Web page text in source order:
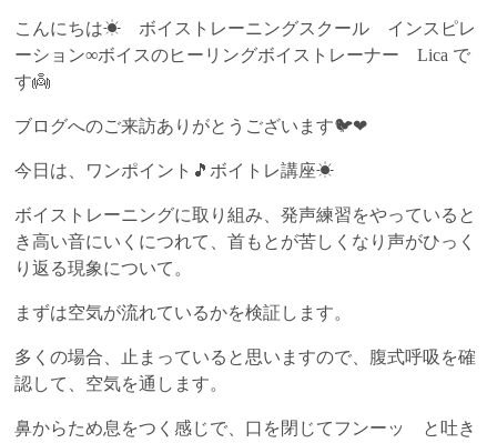
こんにちは☀ ボイストレーニングスクール インスピレ
ーション∞ボイスのヒーリングボイストレーナー Lica で
す👼
ブログへのご来訪ありがとうございます🐦❤
今日は、ワンポイント🎵ボイトレ講座☀
ボイストレーニングに取り組み、発声練習をやっていると
き高い音にいくにつれて、首もとが苦しくなり声がひっく
り返る現象について。
まずは空気が流れているかを検証します。
多くの場合、止まっていると思いますので、腹式呼吸を確
認して、空気を通します。
鼻からため息をつく感じで、口を閉じてフンーッ と吐き